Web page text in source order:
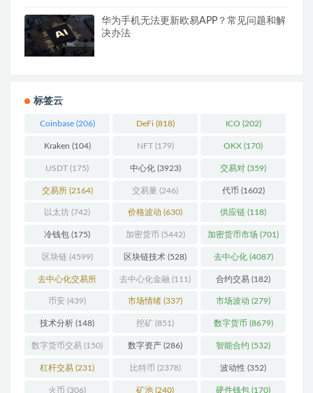
华为手机无法更新欧易APP？常见问题和解
决办法
标签云
Coinbase(206) DeFi (818) ICO (202)
Kraken (104) NFT(179) OKX (170)
USDT (175) 中心化(3923) 交易对 (359)
交易所(2164) 交易量 (246) 代币 (1602)
以太坊 (742) 价格波动 (630) 供应链 (118)
冷钱包 (175) 加密货币 (5442) 加密货币市场 (701)
区块链(4599) 区块链技术 (528) 去中心化(4087)
去中心化交易所
(196)
去中心化金融 (111) 合约交易 (182)
币安 (439) 市场情绪 (337) 市场波动 (279)
技术分析 (148) 挖矿 (851) 数字货币 (8679)
数字货币交易 (150) 数字资产 (286) 智能合约 (532)
杠杆交易 (231) 比特币 (2378) 波动性 (352)
火币 (306) 矿池 (240) 硬件钱包 (170)